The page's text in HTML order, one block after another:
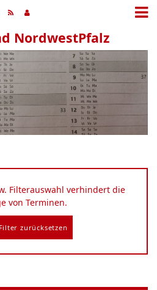
NordwestPfalz
Filterauswahl verhindert die
von Terminen.
Filter zurücksetzen